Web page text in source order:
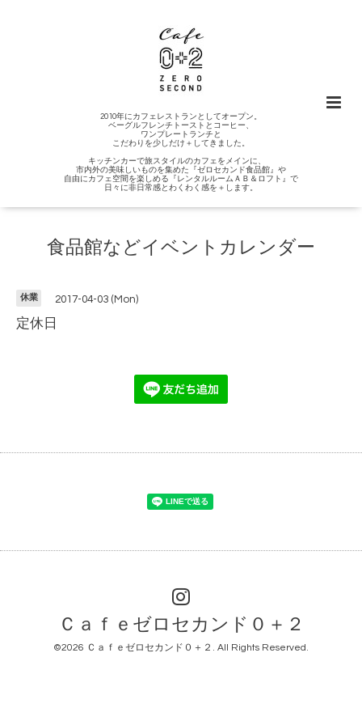
2010年にカフェレストランとしてオープン。
ベーグルフレンチトーストとコーヒー、
ワンプレートランチと
こだわりを少しだけ＋してきました。
キッチンカーで旅スタイルのカフェをメインに、
市内外の美味しいものを集めた『ゼロセカンド食品館』や
自由にカフェ空間を楽しめる『レンタルルームＡＢ＆ロフト』で
日々に非日常感とわくわく感を＋します。
食品館などイベントカレンダー
休業 2017-04-03 (Mon)
定休日
Ｃａｆｅゼロセカンド０＋２
©2026 Ｃａｆｅゼロセカンド０＋２ . All Rights Reserved.